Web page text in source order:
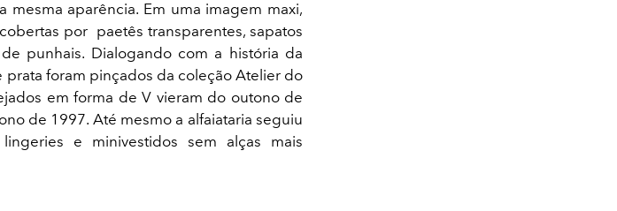
aparência. Em uma imagem maxi,
por paetês transparentes, sapatos
punhais. Dialogando com a história da
prata foram pinçados da coleção Atelier do
em forma de V vieram do outono de
de 1997. Até mesmo a alfaiataria seguiu
e minivestidos sem alças mais